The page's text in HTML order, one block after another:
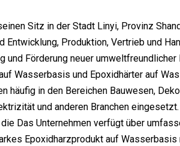
Sitz in der Stadt Linyi, Provinz
Entwicklung, Produktion, Vertrieb und
und Förderung neuer
Wasserbasis und Epoxidhärter auf
häufig in den Bereichen Bauwesen,
und anderen Branchen
Das Unternehmen verfügt über
Epoxidharzprodukt auf